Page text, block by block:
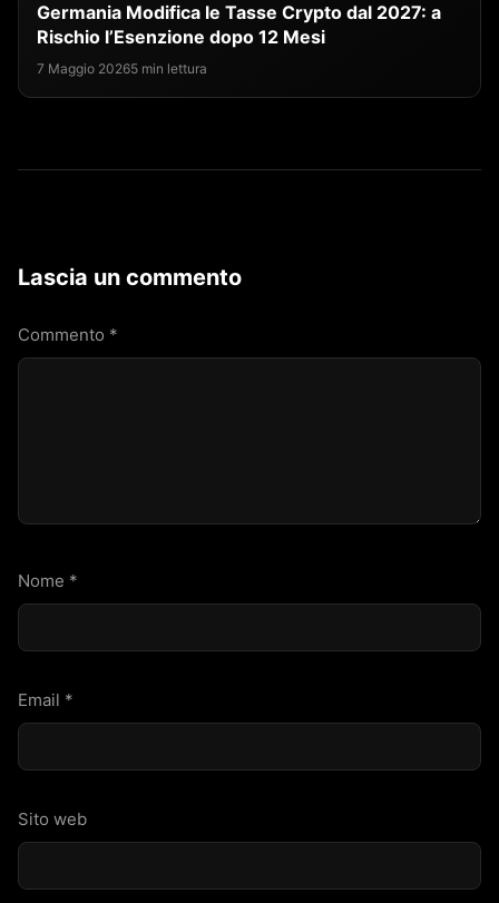
Germania Modifica le Tasse Crypto dal 2027: a
Rischio l’Esenzione dopo 12 Mesi
7 Maggio 20265 min lettura
Lascia un commento
Commento *
Nome *
Email *
Sito web